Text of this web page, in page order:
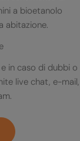
a bioetanolo
abitazione.
in caso di dubbi o
live chat, e-mail,